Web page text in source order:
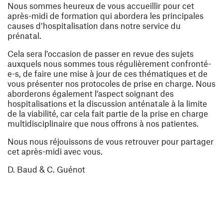
Nous sommes heureux de vous accueillir pour cet
après-midi de formation qui abordera les principales
causes d’hospitalisation dans notre service du
prénatal.
Cela sera l’occasion de passer en revue des sujets
auxquels nous sommes tous régulièrement confronté-
e-s, de faire une mise à jour de ces thématiques et de
vous présenter nos protocoles de prise en charge. Nous
aborderons également l’aspect soignant des
hospitalisations et la discussion anténatale à la limite
de la viabilité, car cela fait partie de la prise en charge
multidisciplinaire que nous offrons à nos patientes.
Nous nous réjouissons de vous retrouver pour partager
cet après-midi avec vous.
D. Baud & C. Guénot